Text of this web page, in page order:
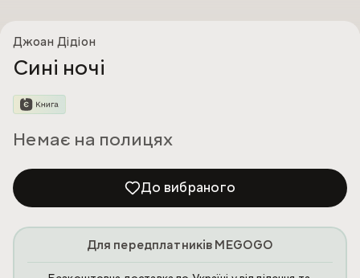
Джоан Дідіон
Сині ночі
Немає на полицях
До вибраного
Для передплатників MEGOGO